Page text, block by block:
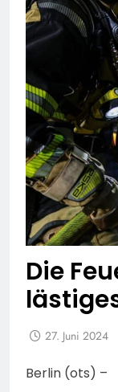
Die
27. Juni 2024
Berlin (ots) –